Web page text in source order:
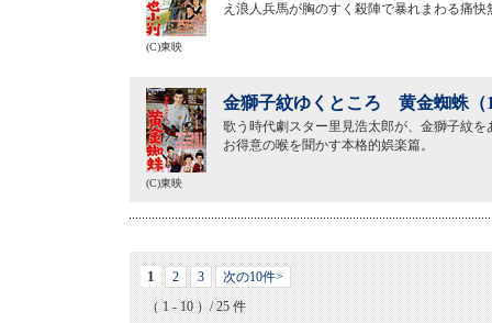
え浪人兵馬が胸のすく殺陣で暴れまわる痛快
(C)東映
金獅子紋ゆくところ 黄金蜘蛛（
歌う時代劇スター里見浩太郎が、金獅子紋
お得意の喉を聞かす本格的娯楽篇。
(C)東映
1 2 3
次の10件>
（ 1 - 10 ）/ 25 件